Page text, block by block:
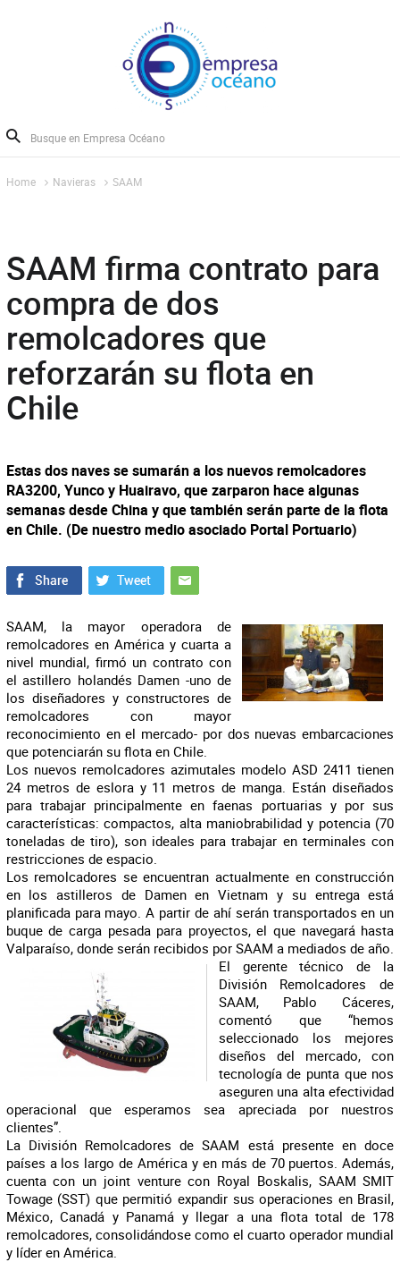
Home Navieras SAAM
SAAM firma contrato para
compra de dos
remolcadores que
reforzarán su flota en
Chile
Estas dos naves se sumarán a los nuevos remolcadores
RA3200, Yunco y Huairavo, que zarparon hace algunas
semanas desde China y que también serán parte de la flota
en Chile. (De nuestro medio asociado Portal Portuario)
SAAM, la mayor operadora de
remolcadores en América y cuarta a
nivel mundial, firmó un contrato con
el astillero holandés Damen -uno de
los diseñadores y constructores de
remolcadores con mayor
reconocimiento en el mercado- por dos nuevas embarcaciones
que potenciarán su flota en Chile.
Los nuevos remolcadores azimutales modelo ASD 2411 tienen
24 metros de eslora y 11 metros de manga. Están diseñados
para trabajar principalmente en faenas portuarias y por sus
características: compactos, alta maniobrabilidad y potencia (70
toneladas de tiro), son ideales para trabajar en terminales con
restricciones de espacio.
Los remolcadores se encuentran actualmente en construcción
en los astilleros de Damen en Vietnam y su entrega está
planificada para mayo. A partir de ahí serán transportados en un
buque de carga pesada para proyectos, el que navegará hasta
Valparaíso, donde serán recibidos por SAAM a mediados de año.
El gerente técnico de la
División Remolcadores de
SAAM, Pablo Cáceres,
comentó que “hemos
seleccionado los mejores
diseños del mercado, con
tecnología de punta que nos
aseguren una alta efectividad
operacional que esperamos sea apreciada por nuestros
clientes”.
La División Remolcadores de SAAM está presente en doce
países a los largo de América y en más de 70 puertos. Además,
cuenta con un joint venture con Royal Boskalis, SAAM SMIT
Towage (SST) que permitió expandir sus operaciones en Brasil,
México, Canadá y Panamá y llegar a una flota total de 178
remolcadores, consolidándose como el cuarto operador mundial
y líder en América.